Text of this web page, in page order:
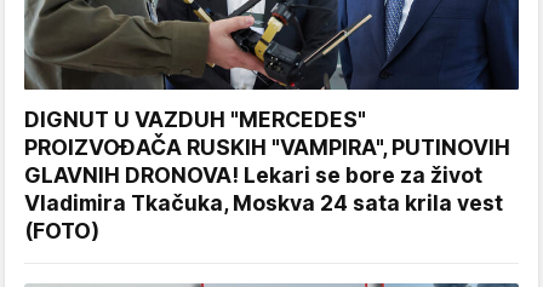
DIGNUT U VAZDUH "MERCEDES"
PROIZVOĐAČA RUSKIH "VAMPIRA", PUTINOVIH
GLAVNIH DRONOVA! Lekari se bore za život
Vladimira Tkačuka, Moskva 24 sata krila vest
(FOTO)